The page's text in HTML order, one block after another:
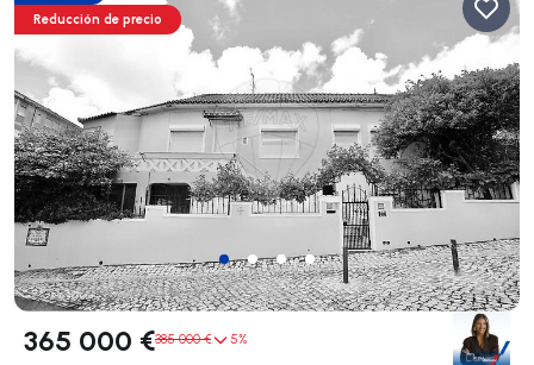
Reducción de precio
365 000 €385 000 € 5%